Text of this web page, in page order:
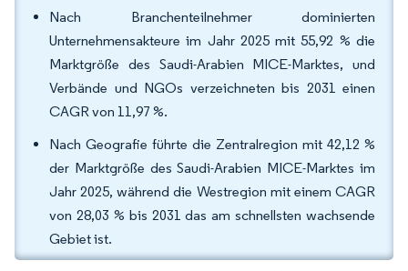
Nach Branchenteilnehmer dominierten
Unternehmensakteure im Jahr 2025 mit 55,92 % die
Marktgröße des Saudi-Arabien MICE-Marktes, und
Verbände und NGOs verzeichneten bis 2031 einen
CAGR von 11,97 %.
Nach Geografie führte die Zentralregion mit 42,12 %
der Marktgröße des Saudi-Arabien MICE-Marktes im
Jahr 2025, während die Westregion mit einem CAGR
von 28,03 % bis 2031 das am schnellsten wachsende
Gebiet ist.